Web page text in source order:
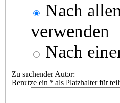
Nach
verwenden
Nach
Zu suchender Autor:
Benutze ein * als Platzhalter für